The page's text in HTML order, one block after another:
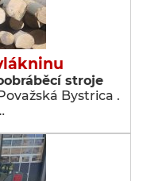
stroje
Bystrica .